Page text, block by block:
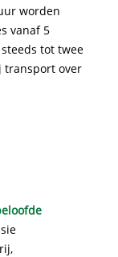
worden
vanaf 5
tot twee
transport over